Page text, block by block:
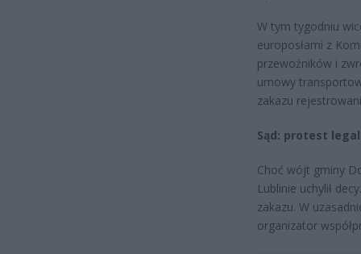
W tym tygodniu
europosłami z
przewoźników i
umowy
zakazu
Sąd: protest
Choć wójt gminy
Lublinie uchylił
zakazu. W
organizator